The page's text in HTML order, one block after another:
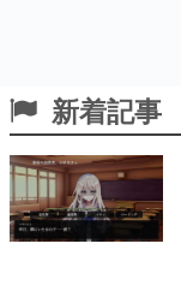
新着記事